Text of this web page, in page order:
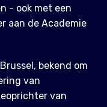
- ook met een
aan de Academie
bekend om
van
van